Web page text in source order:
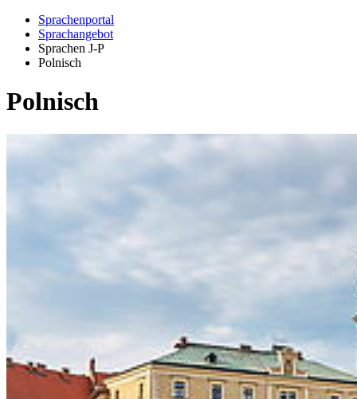
Sprachenportal
Sprachangebot
Sprachen J-P
Polnisch
Polnisch